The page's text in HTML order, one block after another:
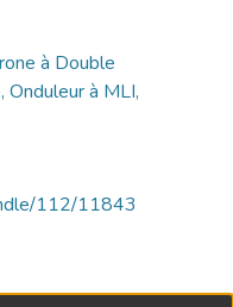
à Double
à MLI,
112/11843